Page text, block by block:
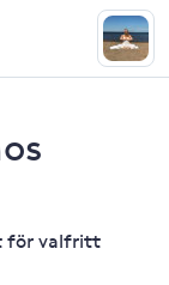
för valfritt